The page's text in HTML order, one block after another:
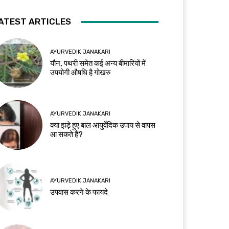
ARTICLES
AYURVEDIK JANAKARI
यौन, पथरी समेत कई अन्य बीमारियों में
उपयोगी औषधि है गोखरु
AYURVEDIK JANAKARI
क्या झड़े हुए बाल आयुर्वेदिक उपाय से वापस
आ सकते हैं?
AYURVEDIK JANAKARI
उपवास करने के फायदे